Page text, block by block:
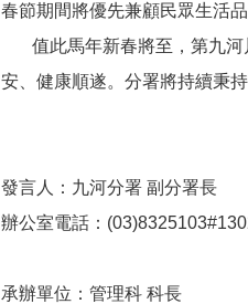
春節期間將優先兼顧民眾生活
值此馬年新春將至，第九河
安、健康順遂。分署將持續秉
發言人：九河分署 副分署長
辦公室電話：
承辦單位：管理科 科長